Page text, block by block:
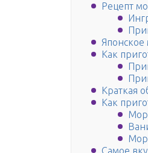
Рецепт
Как
Краткая
Как
Самое